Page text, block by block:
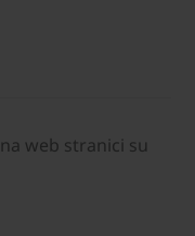
web stranici su